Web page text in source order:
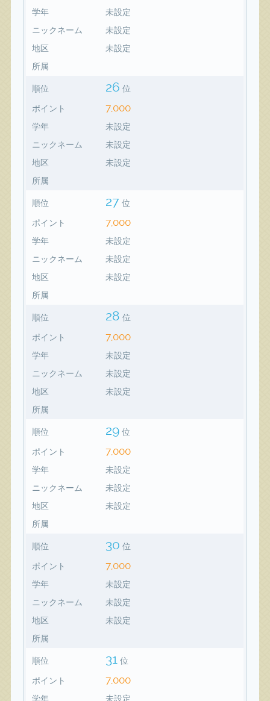
学年
未設定
ニックネーム
未設定
地区
未設定
所属
順位 26 位
ポイント 7,000
学年
未設定
ニックネーム
未設定
地区
未設定
所属
順位 27 位
ポイント 7,000
学年
未設定
ニックネーム
未設定
地区
未設定
所属
順位 28 位
ポイント 7,000
学年
未設定
ニックネーム
未設定
地区
未設定
所属
順位 29 位
ポイント 7,000
学年
未設定
ニックネーム
未設定
地区
未設定
所属
順位 30 位
ポイント 7,000
学年
未設定
ニックネーム
未設定
地区
未設定
所属
順位 31 位
ポイント 7,000
学年 未設定